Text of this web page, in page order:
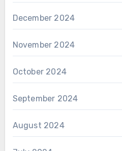
December 2024
November 2024
October 2024
September 2024
August 2024